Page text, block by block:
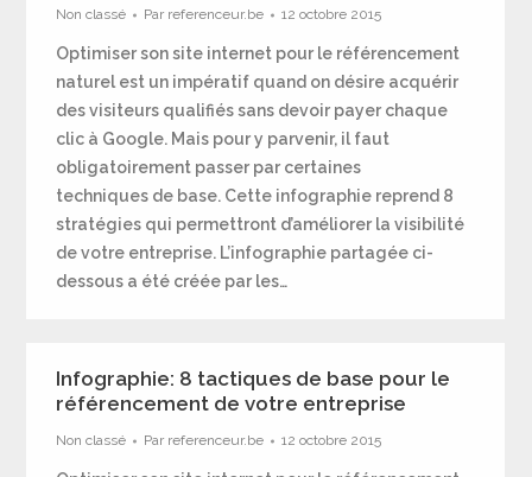
Non classé Par referenceur.be 12 octobre 2015
Optimiser son site internet pour le référencement
naturel est un impératif quand on désire acquérir
des visiteurs qualifiés sans devoir payer chaque
clic à Google. Mais pour y parvenir, il faut
obligatoirement passer par certaines
techniques de base. Cette infographie reprend 8
stratégies qui permettront d’améliorer la visibilité
de votre entreprise. L’infographie partagée ci-
dessous a été créée par les…
Infographie: 8 tactiques de base pour le
référencement de votre entreprise
Non classé Par referenceur.be 12 octobre 2015